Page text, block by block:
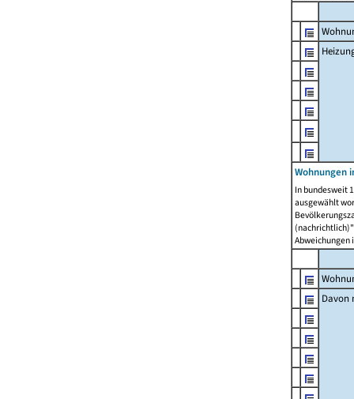
Wohnungen
In bundesweit
ausgewählt
Abweichungen
Davon